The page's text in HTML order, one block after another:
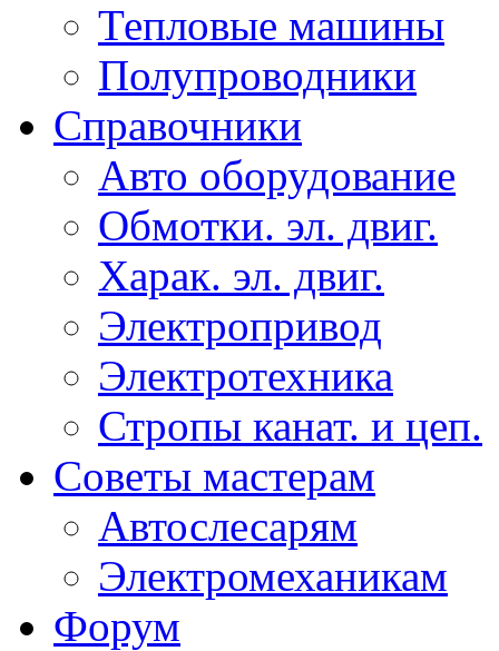
Тепловые машины
Полупроводники
Справочники
Авто оборудование
Обмотки. эл. двиг.
Харак. эл. двиг.
Электропривод
Электротехника
Стропы канат. и цеп.
Советы мастерам
Автослесарям
Электромеханикам
Форум